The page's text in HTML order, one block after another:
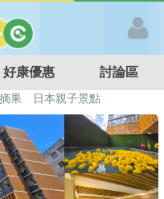
好康優惠 討論區
果
日本親子景點
廳 溫泉泡湯SPA